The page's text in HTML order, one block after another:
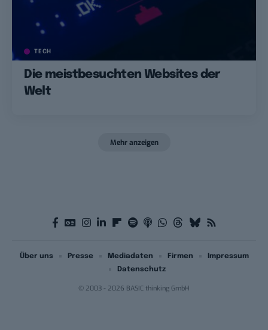
TECH
Die meistbesuchten Websites der
Welt
Mehr anzeigen
© 2003 - 2026 BASIC thinking GmbH
Über uns Presse Mediadaten Firmen
Impressum
Datenschutz